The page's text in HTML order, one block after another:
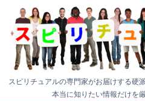
スピリチュアルの専門家がお届けする硬
本当に知りたい情報だけを